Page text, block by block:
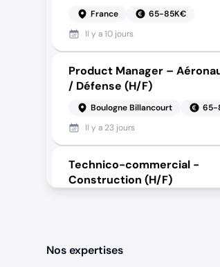
France
65-85K€
Il y a10 jours
Product Manager –
/ Défense (H/F)
Boulogne Billancourt
65-
Il y a 23 jours
Technico-commercial -
Construction (H/F)
Commercial terrain -
Nos expertises